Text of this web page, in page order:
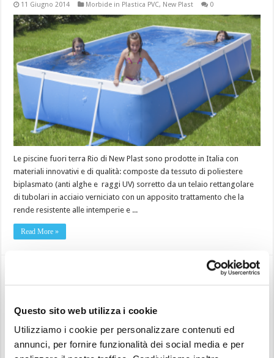
Questo sito web utilizza i cookie
Utilizziamo i cookie per personalizzare contenuti ed
annunci, per fornire funzionalità dei social media e per
11 Giugno 2014 Morbide in Plastica PVC, New Plast 0
Le piscine fuori terra Rio di New Plast sono prodotte in Italia con
materiali innovativi e di qualità: composte da tessuto di poliestere
biplasmato (anti alghe e raggi UV) sorretto da un telaio rettangolare
di tubolari in acciaio verniciato con un apposito trattamento che la
rende resistente alle intemperie e ...
Read More »